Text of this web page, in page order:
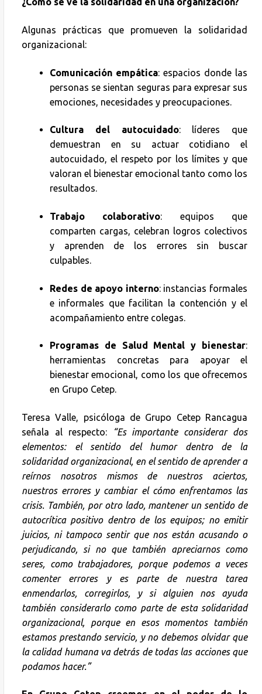
Algunas prácticas que promueven la solidaridad
organizacional:
Comunicación empática: espacios donde las
personas se sientan seguras para expresar sus
emociones, necesidades y preocupaciones.
Cultura del autocuidado: líderes que
demuestran en su actuar cotidiano el
autocuidado, el respeto por los límites y que
valoran el bienestar emocional tanto como los
resultados.
Trabajo colaborativo: equipos que
comparten cargas, celebran logros colectivos
y aprenden de los errores sin buscar
culpables.
Redes de apoyo interno: instancias formales
e informales que facilitan la contención y el
acompañamiento entre colegas.
Programas de Salud Mental y bienestar:
herramientas concretas para apoyar el
bienestar emocional, como los que ofrecemos
en Grupo Cetep.
Teresa Valle, psicóloga de Grupo Cetep Rancagua
señala al respecto:
“Es importante considerar dos
elementos: el sentido del humor dentro de la
solidaridad organizacional, en el sentido de aprender a
reírnos nosotros mismos de nuestros aciertos,
nuestros errores y cambiar el cómo enfrentamos las
crisis. También, por otro lado, mantener un sentido de
autocrítica positivo dentro de los equipos; no emitir
juicios, ni tampoco sentir que nos están acusando o
perjudicando, si no que también apreciarnos como
seres, como trabajadores, porque podemos a veces
comenter errores y es parte de nuestra tarea
enmendarlos, corregirlos, y si alguien nos ayuda
también considerarlo como parte de esta solidaridad
organizacional, porque en esos momentos también
estamos prestando servicio, y no debemos olvidar que
la calidad humana va detrás de todas las acciones que
podamos hacer.”